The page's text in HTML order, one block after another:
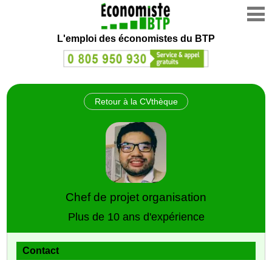
L'emploi des économistes du BTP
Retour à la CVthèque
Chef de projet organisation
Plus de 10 ans d'expérience
Contact